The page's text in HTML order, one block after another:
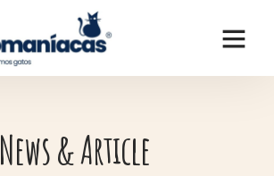
News & Article